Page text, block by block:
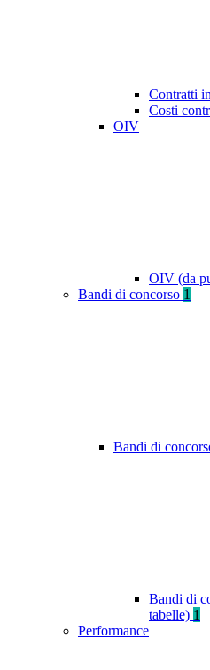
Contratti
Costi
OIV
OIV (da
Bandi di concorso 1
Bandi di
Bandi di
tabelle) 1
Performance